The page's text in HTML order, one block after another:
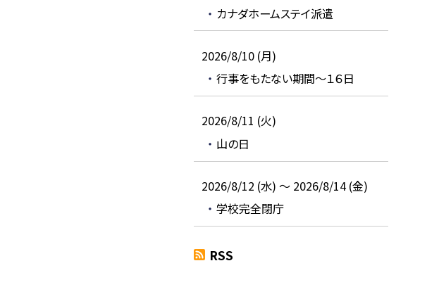
カナダホームステイ派遣
2026/8/10 (月)
行事をもたない期間～１６日
2026/8/11 (火)
山の日
2026/8/12 (水) ～ 2026/8/14 (金)
学校完全閉庁
RSS